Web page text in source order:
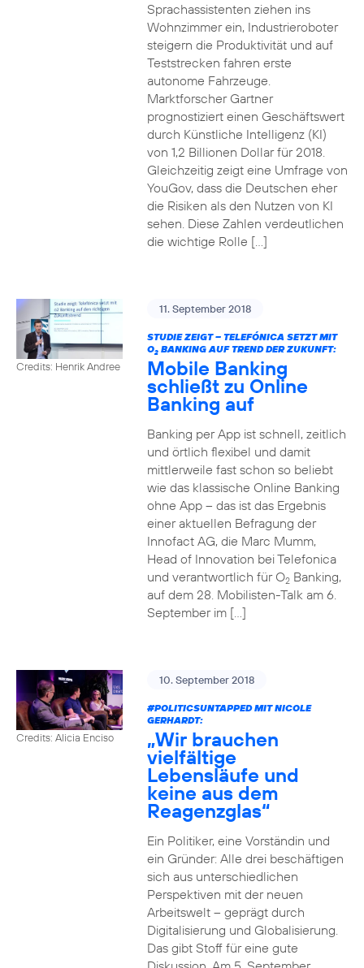
Sprachassistenten ziehen ins
Wohnzimmer ein, Industrieroboter
steigern die Produktivität und auf
Teststrecken fahren erste
autonome Fahrzeuge.
Marktforscher Gartner
prognostiziert einen Geschäftswert
durch Künstliche Intelligenz (KI)
von 1,2 Billionen Dollar für 2018.
Gleichzeitig zeigt eine Umfrage von
YouGov, dass die Deutschen eher
die Risiken als den Nutzen von KI
sehen. Diese Zahlen verdeutlichen
die wichtige Rolle […]
Credits: Henrik Andree
11. September 2018
STUDIE ZEIGT – TELEFÓNICA SETZT MIT
O2BANKING AUF TREND DER ZUKUNFT:
Mobile Banking
schließt zu Online
Banking auf
Banking per App ist schnell, zeitlich
und örtlich flexibel und damit
mittlerweile fast schon so beliebt
wie das klassische Online Banking
ohne App – das ist das Ergebnis
einer aktuellen Befragung der
Innofact AG, die Marc Mumm,
Head of Innovation bei Telefonica
und verantwortlich für O2Banking,
auf dem 28. Mobilisten-Talk am 6.
September im […]
Credits: Alicia Enciso
10. September 2018
#POLITICSUNTAPPEDMIT NICOLE
GERHARDT:
„Wir brauchen
vielfältige
Lebensläufe und
keine aus dem
Reagenzglas“
Ein Politiker, eine Vorständin und
ein Gründer: Alle drei beschäftigen
sich aus unterschiedlichen
Perspektiven mit der neuen
Arbeitswelt – geprägt durch
Digitalisierung und Globalisierung.
Das gibt Stoff für eine gute